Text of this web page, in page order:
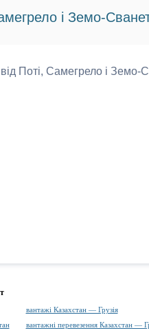
і Земо-
Поті, Самегрело і Земо-
вантажі Казахстан — Грузія
вантажні перевезення Казахстан —